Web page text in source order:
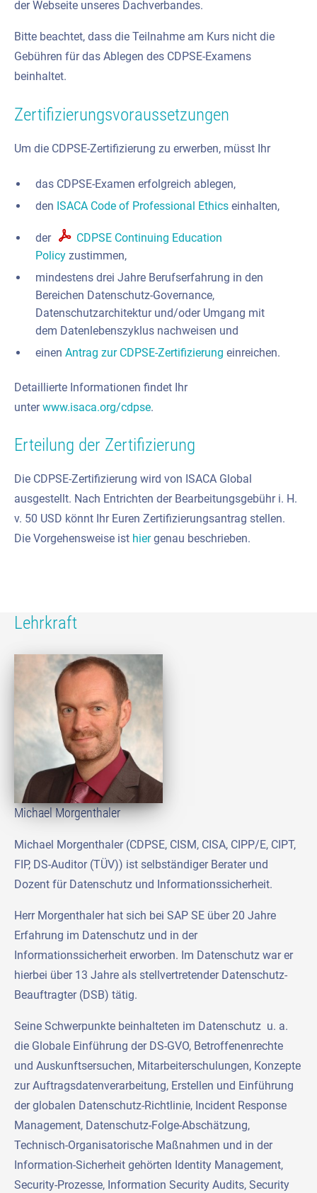
der Webseite unseres Dachverbandes.
Bitte beachtet, dass die Teilnahme am Kurs nicht die
Gebühren für das Ablegen des CDPSE-Examens
beinhaltet.
Zertifizierungsvoraussetzungen
Um die CDPSE-Zertifizierung zu erwerben, müsst Ihr
das CDPSE-Examen erfolgreich ablegen,
den ISACA Code of Professional Ethics einhalten,
der
CDPSE Continuing Education
Policy zustimmen,
mindestens drei Jahre Berufserfahrung in den
Bereichen Datenschutz-Governance,
Datenschutzarchitektur und/oder Umgang mit
dem Datenlebenszyklus nachweisen und
einen Antrag zur CDPSE-Zertifizierung einreichen.
Detaillierte Informationen findet Ihr
unterwww.isaca.org/cdpse.
Erteilung der Zertifizierung
Die CDPSE-Zertifizierung wird von ISACA Global
ausgestellt. Nach Entrichten der Bearbeitungsgebühr i. H.
v. 50 USD könnt Ihr Euren Zertifizierungsantrag stellen.
Die Vorgehensweise ist hiergenau beschrieben.
Lehrkraft
Michael Morgenthaler
Michael Morgenthaler (CDPSE, CISM, CISA, CIPP/E, CIPT,
FIP, DS-Auditor (TÜV)) ist selbständiger Berater und
Dozent für Datenschutz und Informationssicherheit.
Herr Morgenthaler hat sich bei SAP SE über 20 Jahre
Erfahrung im Datenschutz und in der
Informationssicherheit erworben. Im Datenschutz war er
hierbei über 13 Jahre als stellvertretender Datenschutz-
Beauftragter (DSB) tätig.
Seine Schwerpunkte beinhalteten im Datenschutz u. a.
die Globale Einführung der DS-GVO, Betroffenenrechte
und Auskunftsersuchen, Mitarbeiterschulungen, Konzepte
zur Auftragsdatenverarbeitung, Erstellen und Einführung
der globalen Datenschutz-Richtlinie, Incident Response
Management, Datenschutz-Folge-Abschätzung,
Technisch-Organisatorische Maßnahmen und in der
Information-Sicherheit gehörten Identity Management,
Security-Prozesse, Information Security Audits, Security